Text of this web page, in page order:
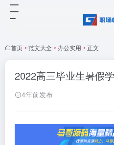
首页 • 范文大全 • 办公实用 • 正文
2022高三毕业生暑假
4年前发布